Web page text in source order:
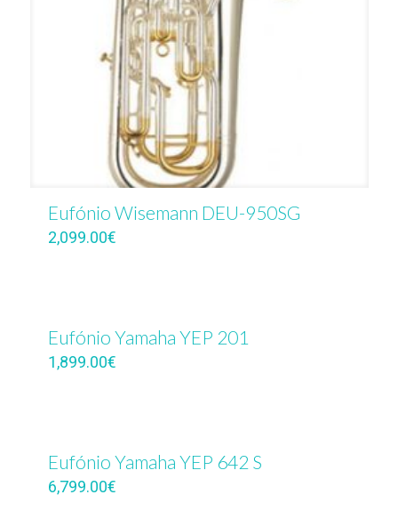
Eufónio Wisemann DEU-950SG
2,099.00€
Eufónio Yamaha YEP 201
1,899.00€
Eufónio Yamaha YEP 642 S
6,799.00€